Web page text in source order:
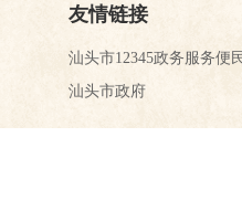
友情链接
汕头市12345政务服务便
汕头市政府